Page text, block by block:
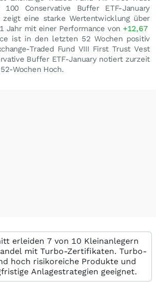
100 Conservative Buffer ETF-January
zeigt eine starke Wertentwicklung über
Jahr mit einer Performance von +12,67
ist in den letzten 52 Wochen positiv
Traded Fund VIII First Trust Vest
Buffer ETF-January notiert zurzeit
Wochen Hoch.
erleiden 7 von 10 Kleinanlegern
mit Turbo-Zertifikaten. Turbo-
hoch risikoreiche Produkte und
Anlagestrategien geeignet.